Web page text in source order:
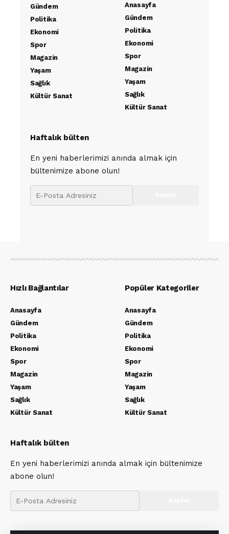
Gündem
Politika
Ekonomi
Spor
Magazin
Yaşam
Sağlık
Kültür Sanat
Anasayfa
Gündem
Politika
Ekonomi
Spor
Magazin
Yaşam
Sağlık
Kültür Sanat
Haftalık bülten
En yeni haberlerimizi anında almak için
bültenimize abone olun!
Hızlı Bağlantılar
Anasayfa
Gündem
Politika
Ekonomi
Spor
Magazin
Yaşam
Sağlık
Kültür Sanat
Popüler Kategoriler
Anasayfa
Gündem
Politika
Ekonomi
Spor
Magazin
Yaşam
Sağlık
Kültür Sanat
Haftalık bülten
En yeni haberlerimizi anında almak için bültenimize
abone olun!